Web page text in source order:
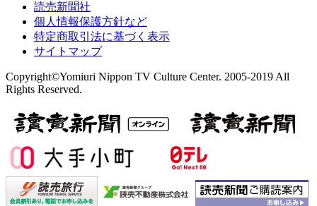
読売新聞社
個人情報保護方針など
特定商取引法に基づく表示
サイトマップ
Copyright©Yomiuri Nippon TV Culture Center. 2005-2019 All
Rights Reserved.